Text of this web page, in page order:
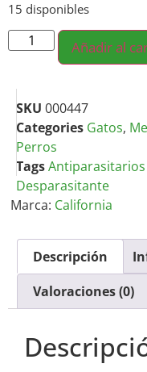
15 disponibles
Añadir al
SKU 000447
Categories Gatos,
Perros
Tags
Desparasitante
Marca: California
Descripción
Valoraciones (0)